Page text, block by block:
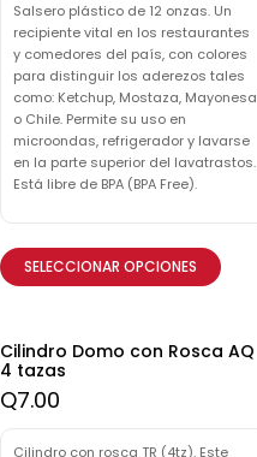
Salsero plástico de 12 onzas. Un
recipiente vital en los restaurantes
y comedores del país, con colores
para distinguir los aderezos tales
como: Ketchup, Mostaza, Mayonesa
o Chile. Permite su uso en
microondas, refrigerador y lavarse
en la parte superior del lavatrastos.
Está libre de BPA (BPA Free).
SELECCIONAR OPCIONES
Cilindro Domo con Rosca AQ
4 tazas
Q7.00
Cilindro con rosca TR (4tz). Este